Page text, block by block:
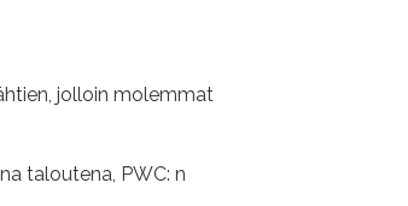
jolloin molemmat
taloutena, PWC: n